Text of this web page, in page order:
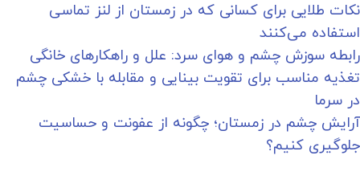
نکات طلایی برای کسانی که در زمستان از لنز تماسی
استفاده می‌کنند
رابطه سوزش چشم و هوای سرد: علل و راهکارهای خانگی
تغذیه مناسب برای تقویت بینایی و مقابله با خشکی چشم
در سرما
آرایش چشم در زمستان؛ چگونه از عفونت و حساسیت
جلوگیری کنیم؟